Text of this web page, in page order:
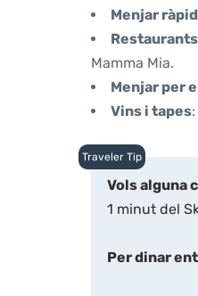
Menjar ràpid
Restaurants
Mamma Mia.
Menjar per
Vins i tapes
Vols alguna
1 minut del
Per dinar